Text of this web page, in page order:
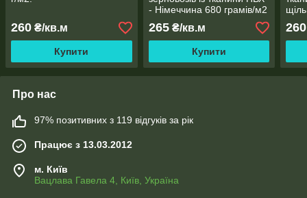
260 ₴/кв.м
Купити
- Німеччина 680 грамів/м2
265₴/кв.м
Купити
260
Про нас
97% позитивних з 119 відгуків за рік
Працює з 13.03.2012
м. Київ
Вацлава Гавела 4, Київ, Україна